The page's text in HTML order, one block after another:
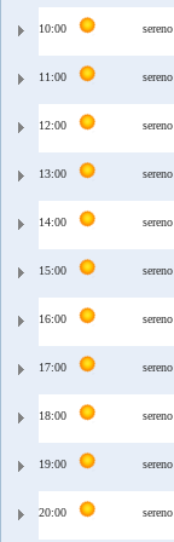
10:00 sereno
11:00 sereno
12:00 sereno
13:00 sereno
14:00 sereno
15:00 sereno
16:00 sereno
17:00 sereno
18:00 sereno
19:00 sereno
20:00 sereno